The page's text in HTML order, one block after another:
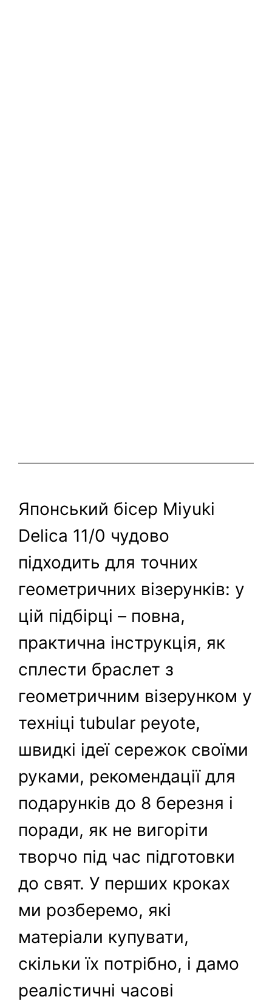
Японський бісер Miyuki
Delica 11/0 чудово
підходить для точних
геометричних візерунків: у
цій підбірці – повна,
практична інструкція, як
сплести браслет з
геометричним візерунком у
техніці tubular peyote,
швидкі ідеї сережок своїми
руками, рекомендації для
подарунків до 8 березня і
поради, як не вигоріти
творчо під час підготовки
до свят. У перших кроках
ми розберемо, які
матеріали купувати,
скільки їх потрібно, і дамо
реалістичні часові